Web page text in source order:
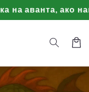
аванта, ако
Торба